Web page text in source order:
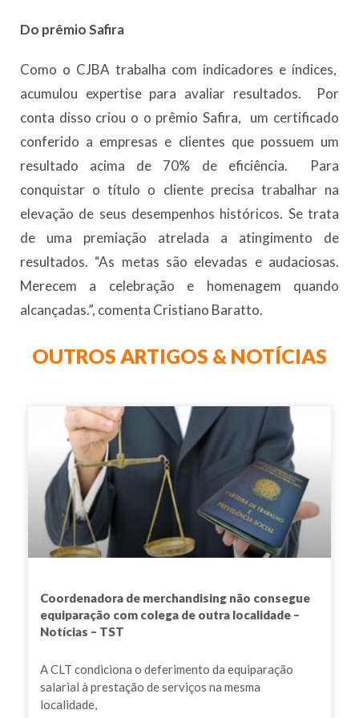
Do prêmio Safira
Como o CJBA trabalha com indicadores e índices,
acumulou expertise para avaliar resultados. Por
conta disso criou o o prêmio Safira, um certificado
conferido a empresas e clientes que possuem um
resultado acima de 70% de eficiência. Para
conquistar o título o cliente precisa trabalhar na
elevação de seus desempenhos históricos. Se trata
de uma premiação atrelada a atingimento de
resultados. “As metas são elevadas e audaciosas.
Merecem a celebração e homenagem quando
alcançadas.”, comenta Cristiano Baratto.
OUTROS ARTIGOS & NOTÍCIAS
Coordenadora de merchandising não consegue
equiparação com colega de outra localidade –
Notícias – TST
A CLT condiciona o deferimento da equiparação
salarial à prestação de serviços na mesma
localidade,